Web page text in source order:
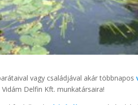
vagy családjával akár többnapos
Delfin Kft. munkatársaira!